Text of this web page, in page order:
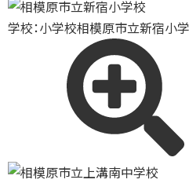
学校：小学校相模原市立新宿小学